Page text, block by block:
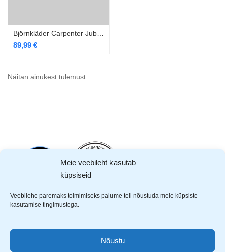
Meie veebileht kasutab
küpsiseid
Veebilehe paremaks toimimiseks palume teil nõustuda meie küpsiste
kasutamise tingimustega.
Nõustu
89,99 €
Näitan ainukest tulemust
Uuem Viis OÜ